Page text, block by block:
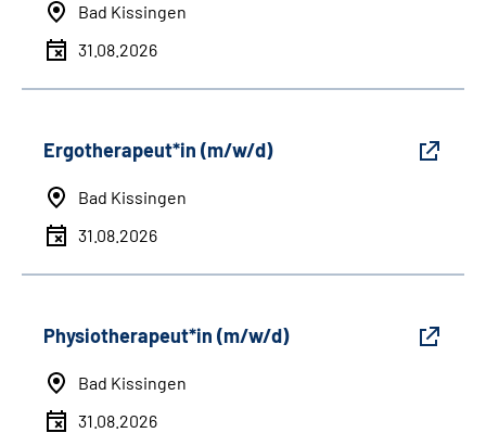
Bad Kissingen
31.08.2026
Ergotherapeut*in (m/w/d)
Bad Kissingen
31.08.2026
Physiotherapeut*in (m/w/d)
Bad Kissingen
31.08.2026